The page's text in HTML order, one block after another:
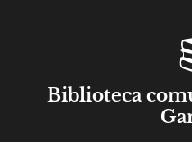
Biblioteca